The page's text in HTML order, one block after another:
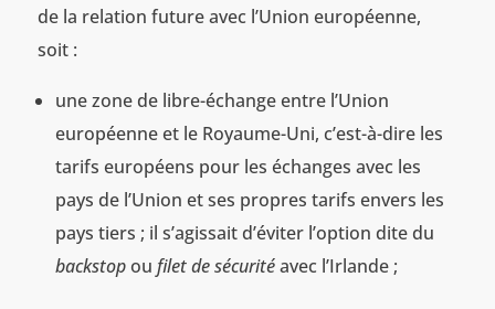
de la relation future avec l’Union européenne,
soit :
une zone de libre-échange entre l’Union
européenne et le Royaume-Uni, c’est-à-dire les
tarifs européens pour les échanges avec les
pays de l’Union et ses propres tarifs envers les
pays tiers ; il s’agissait d’éviter l’option dite du
backstopou filet de sécuritéavec l’Irlande ;